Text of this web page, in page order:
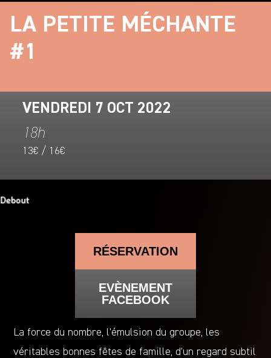
LA PETITE MÉCHANTE
#1
VENDREDI 7 OCT 2022
18h
13€ / 16€
RÉSERVATION
EVÈNEMENT
FACEBOOK
La force du nombre, l’émulsion du groupe, les
véritables bonnes fêtes de famille, d’un regard subtil